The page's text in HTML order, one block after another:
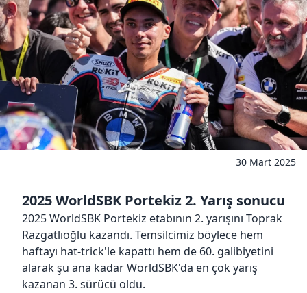
30 Mart 2025
2025 WorldSBK Portekiz 2. Yarış sonucu
2025 WorldSBK Portekiz etabının 2. yarışını Toprak
Razgatlıoğlu kazandı. Temsilcimiz böylece hem
haftayı hat-trick'le kapattı hem de 60. galibiyetini
alarak şu ana kadar WorldSBK'da en çok yarış
kazanan 3. sürücü oldu.